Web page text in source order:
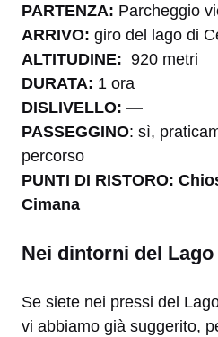
PARTENZA: Parcheggio
ARRIVO: giro del lago di
ALTITUDINE: 920 metri
DURATA: 1 ora
DISLIVELLO: —
PASSEGGINO: sì,
percorso
PUNTI DI RISTORO:
Cimana
Nei dintorni del Lago
Se siete nei pressi del
vi abbiamo già suggerito,